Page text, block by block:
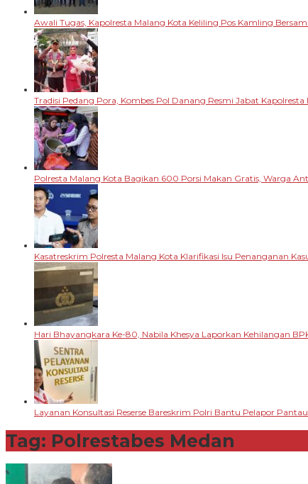
Awali Tugas, Kapolresta Malang Kota Keliling Pos Kamling
Tradisi Pedang Pora, Kombes Pol Danang Resmi Jabat Kapolresta
Polresta Malang Kota Bagikan 600 Porsi Makan Gratis, Warga
Kasatreskrim Polresta Malang Kota Klarifikasi Isu Penanganan
Hari Bhayangkara Ke-80, Nabila Khesya Laporkan Kehilangan
Layanan Konsultasi Reserse Bareskrim Polri Bantu Pelapor
Tag: Polrestabes Medan